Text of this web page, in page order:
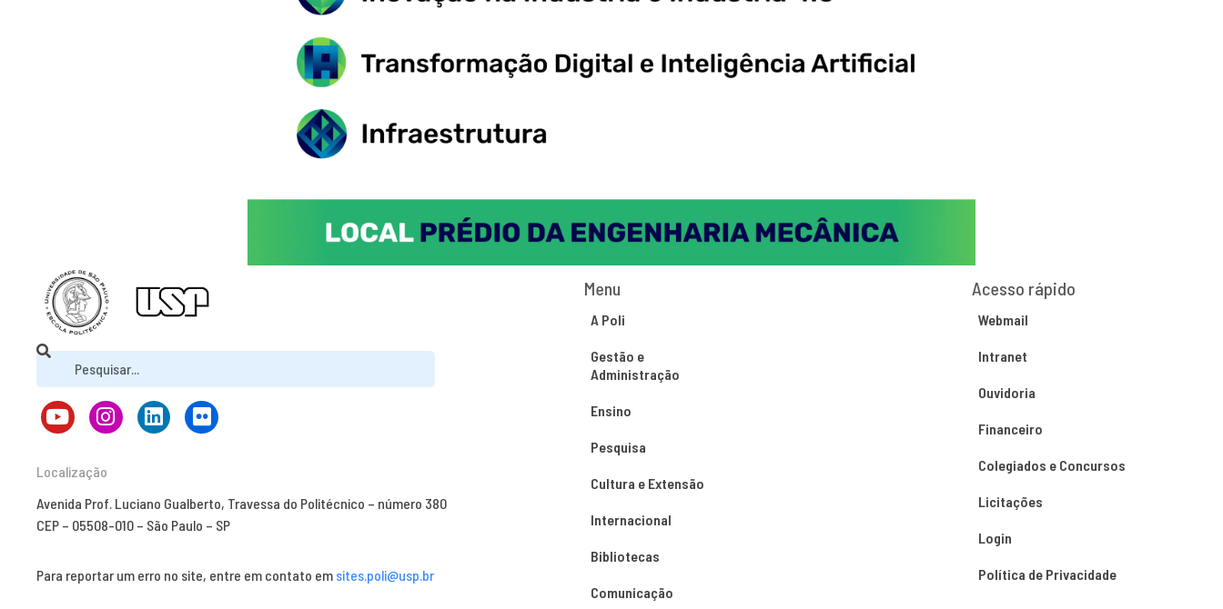
Localização
Avenida Prof. Luciano Gualberto, Travessa do Politécnico – número 380
CEP – 05508-010 – São Paulo – SP
Para reportar um erro no site, entre em contato em sites.poli@usp.br
Menu
A Poli
Gestão e
Administração
Ensino
Pesquisa
Cultura e Extensão
Internacional
Bibliotecas
Comunicação
Acesso rápido
Webmail
Intranet
Ouvidoria
Financeiro
Colegiados e Concursos
Licitações
Login
Política de Privacidade